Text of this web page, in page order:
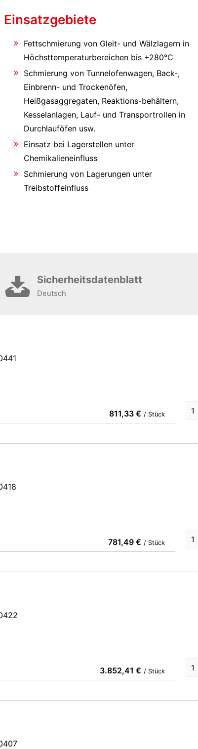
Einsatzgebiete
Fettschmierung von Gleit- und Wälzlagern in
Höchsttemperaturbereichen bis +280°C
Schmierung von Tunnelofenwagen, Back-,
Einbrenn- und Trockenöfen,
Heißgasaggregaten, Reaktions-behältern,
Kesselanlagen, Lauf- und Transportrollen in
Durchlauföfen usw.
Einsatz bei Lagerstellen unter
Chemikalieneinfluss
Schmierung von Lagerungen unter
Treibstoffeinfluss
Sicherheitsdatenblatt
Deutsch
811,33 € / Stück
781,49 € / Stück
3.852,41 € / Stück